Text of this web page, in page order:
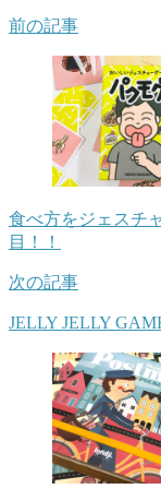
前の記事
食べ方をジェスチ
目！！
次の記事
JELLY JELLY